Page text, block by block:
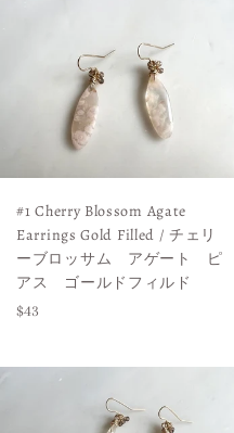
#1 Cherry Blossom Agate
Earrings Gold Filled / チェリ
ーブロッサム アゲート ピ
アス ゴールドフィルド
Regular
$43